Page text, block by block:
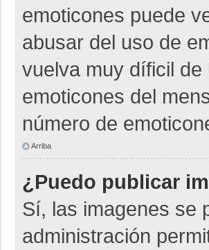
emoticones puede
abusar del uso de
vuelva muy díficil
emoticones del
número de
Arriba
¿Puedo publicar
Sí, las imagenes se
administración